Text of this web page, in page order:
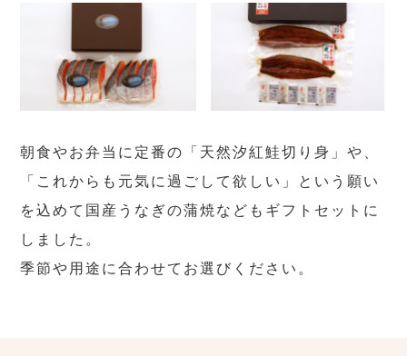
朝食やお弁当に定番の「天然汐紅鮭切り身」や、
「これからも元気に過ごして欲しい」という願い
を込めて国産うなぎの蒲焼などもギフトセットに
しました。
季節や用途に合わせてお選びください。